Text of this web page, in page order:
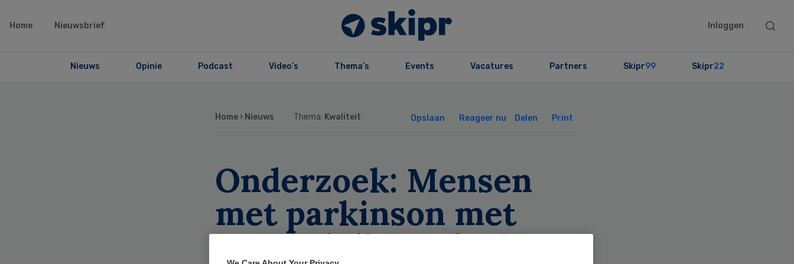
Home Nieuwsbrief Inloggen
Search
Nieuws Opinie Podcast Video’s Thema’s Events Vacatures Partners Skipr99 Skipr22
Home › Nieuws Thema: Kwaliteit Opslaan Reageer nu Delen Print
Onderzoek: Mensen
met parkinson met
gespecialiseerde